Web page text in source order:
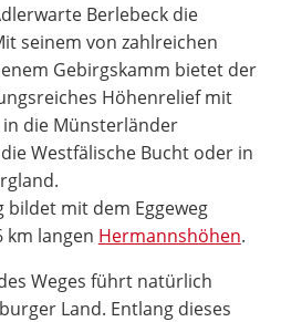
Berlebeck die
seinem von zahlreichen
Gebirgskamm bietet der
Höhenrelief mit
die Münsterländer
Westfälische Bucht oder in
bildet mit dem Eggeweg
km langen Hermannshöhen.
Weges führt natürlich
Land. Entlang dieses